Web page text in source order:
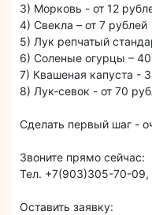
3) Морковь - от 12
4) Свекла – от 7 рублей
5) Лук репчатый
6) Соленые огурцы –
7) Квашеная капуста -
8) Лук-севок - от 70
Сделать первый шаг -
Звоните прямо сейчас:
Тел. +7(903)305-70-
Оставить заявку: